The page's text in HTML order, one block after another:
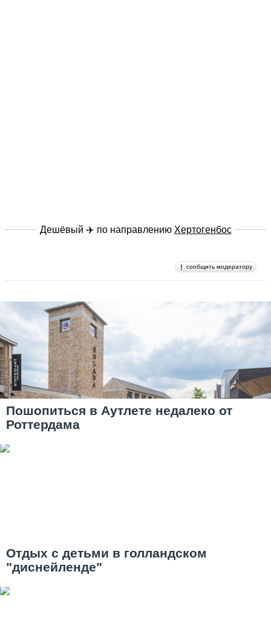
Дешёвый ✈️ по направлению Хертогенбос
сообщить модератору
Пошопиться в Аутлете недалеко от
Роттердама
Отдых с детьми в голландском
"диснейленде"